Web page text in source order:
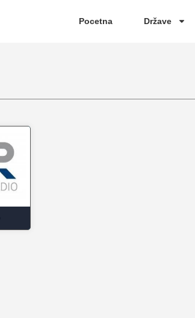
Pocetna Države